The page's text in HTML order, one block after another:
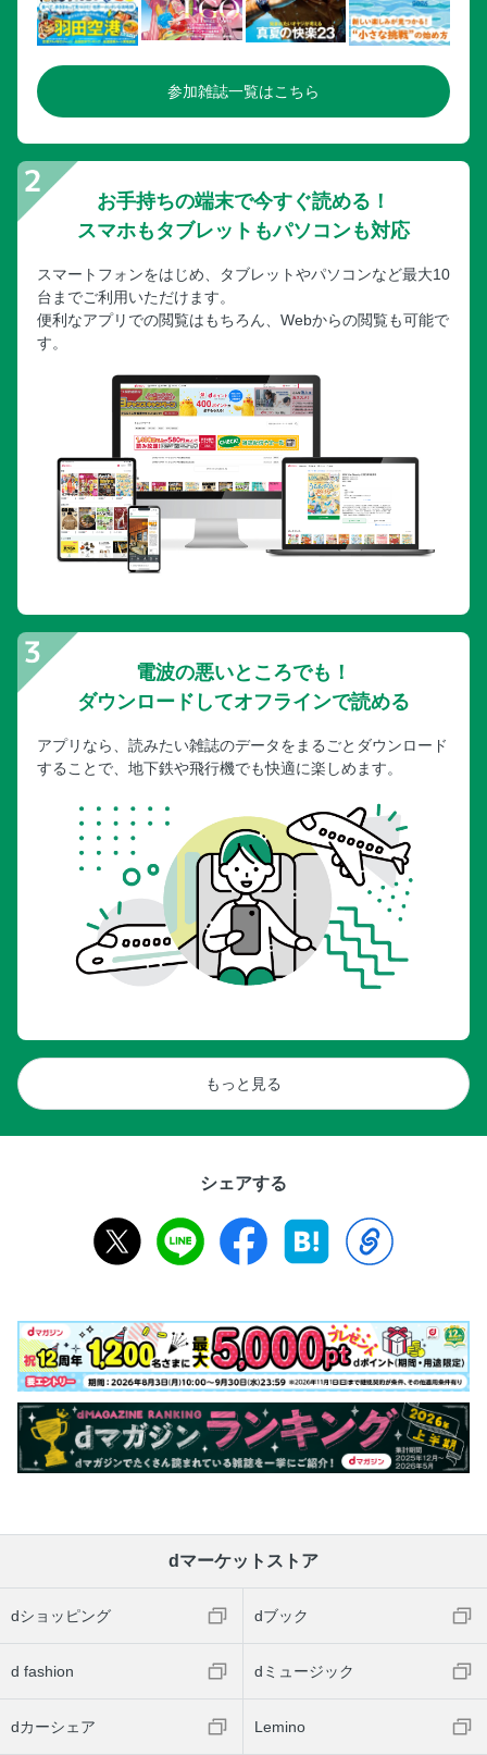
参加雑誌一覧はこちら
お手持ちの端末で今すぐ読める！
スマホもタブレットもパソコンも対応
スマートフォンをはじめ、タブレットやパソコンなど最大10
台までご利用いただけます。
便利なアプリでの閲覧はもちろん、Webからの閲覧も可能で
す。
電波の悪いところでも！
ダウンロードしてオフラインで読める
アプリなら、読みたい雑誌のデータをまるごとダウンロード
することで、地下鉄や飛行機でも快適に楽しめます。
もっと見る
シェアする
dマーケットストア
dショッピング dブック
d fashion dミュージック
dカーシェア Lemino